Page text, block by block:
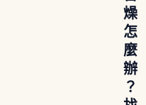
燥
怎
麼
辦
？